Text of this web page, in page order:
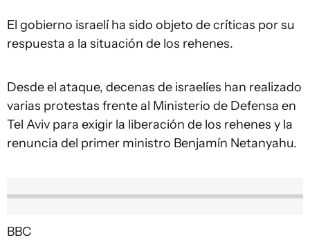
El gobierno israelí ha sido objeto de críticas por su
respuesta a la situación de los rehenes.
Desde el ataque, decenas de israelíes han realizado
varias protestas frente al Ministerio de Defensa en
Tel Aviv para exigir la liberación de los rehenes y la
renuncia del primer ministro Benjamín Netanyahu.
BBC